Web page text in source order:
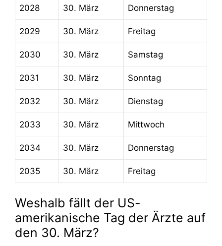
2028 30. März Donnerstag
2029 30. März Freitag
2030 30. März Samstag
2031 30. März Sonntag
2032 30. März Dienstag
2033 30. März Mittwoch
2034 30. März Donnerstag
2035 30. März Freitag
Weshalb fällt der US-
amerikanische Tag der Ärzte auf
den 30. März?